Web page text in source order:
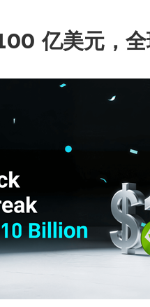
亿美元，全